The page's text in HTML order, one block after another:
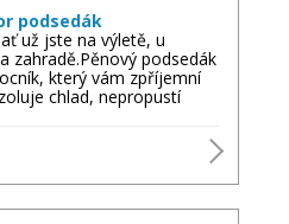
podsedák
už jste na výletě, u
zahradě.Pěnový podsedák
který vám zpříjemní
chlad, nepropustí